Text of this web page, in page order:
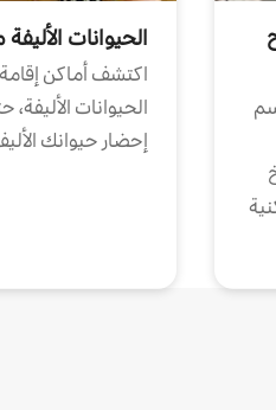
الحيوانات
اكتشف أماكن
الحيوانات
إحضار حيوانك